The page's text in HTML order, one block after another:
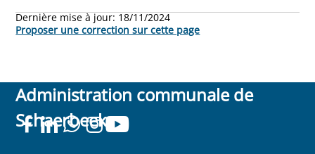
Dernière mise à jour: 18/11/2024
Proposer une correction sur cette page
Administration communale de
Schaerbeek